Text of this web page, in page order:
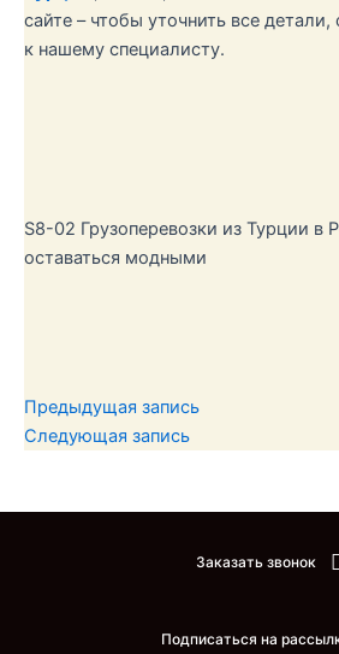
сайте – чтобы уточнить все детали,
к нашему специалисту.
S8-02 Грузоперевозки из Турции в
оставаться модными
Предыдущая запись
Следующая запись
Заказать звонок
Подписаться на